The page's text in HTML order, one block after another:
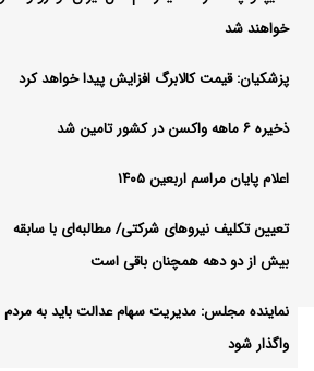
خواهند شد
پزشکیان: قیمت کالابرگ افزایش پیدا خواهد کرد
ذخیره ۶ ماهه واکسن در کشور تامین شد
اعلام پایان مراسم اربعین ۱۴۰۵
تعیین تکلیف نیروهای شرکتی/ مطالبه‌ای با سابقه
بیش از دو دهه همچنان باقی است
نماینده مجلس: مدیریت سهام عدالت باید به مردم
واگذار شود